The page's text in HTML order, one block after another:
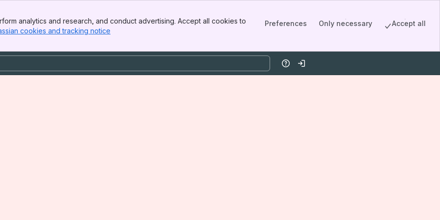
analytics and research, and conduct advertising. Accept all cookies to
cookies and tracking notice
Preferences Only necessary Accept all
HelpLog in